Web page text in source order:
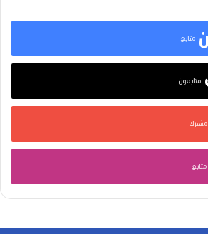
متابع
متابعون
مشترك
متابع